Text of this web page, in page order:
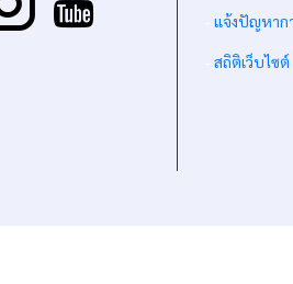
แจ้งปัญหาก
สถิติเว็บไซต์